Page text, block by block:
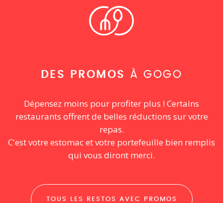
DES PROMOS À GOGO
Dépensez moins pour profiter plus ! Certains
restaurants offrent de belles réductions sur votre
repas.
C'est votre estomac et votre portefeuille bien remplis
qui vous diront merci.
TOUS LES RESTOS AVEC PROMOS